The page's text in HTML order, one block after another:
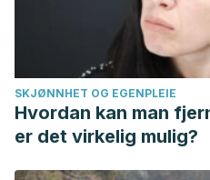
SKJØNNHET OG EGENPLEIE
Hvordan kan man
er det virkelig mulig?